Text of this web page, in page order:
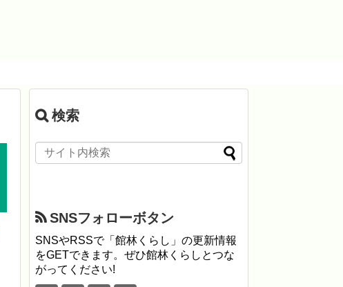
検索
SNSフォローボタン
SNSやRSSで「館林くらし」の更新情報
をGETできます。ぜひ館林くらしとつな
がってください!